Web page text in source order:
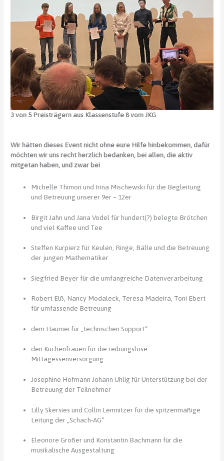
3 von 5 Preisträgern aus Klassenstufe 8 vom JKG
Wir hätten dieses Event nicht ohne eure Hilfe hinbekommen, dafür
möchten wir uns recht herzlich bedanken, bei allen, die aktiv
mitgetan haben, und zwar bei
Michelle Thimon und Irina Mischewski für die Begleitung
und Betreuung unserer 9er – 12er
Birgit Jahn und Jana Vodel für hundert(?) belegte Brötchen
und viel Kaffee und Tee
Steffen Kurpierz für Keulen, Ringe, Bälle und die Betreuung
der jungen Mathematiker
Siegfried Beyer für die umfangreiche Datenverarbeitung
Robert Elß, Nancy Modaleck, Teresa Madeira, Toni Ebert
für umfassende Betreuung
dem Haumei für „technischen Support“
den Küchenfrauen für die reibungslose
Mittagessenversorgung
Josephine Hofmann Johann Uhlig für Unterstützung bei der
Betreuung der Teilnehmer
Lilly Skersies und Collin Lemnitzer für die spitzenmäßige
Leitung der „Schach-AG“
Eleonore Großer und Konstantin Bachmann für die
musikalische Ausgestaltung